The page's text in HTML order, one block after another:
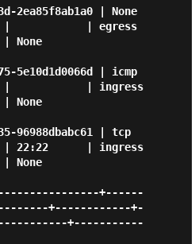
2ea85f8ab1a0 | None
|            | egress
5e10d1d0066d | icmp
|            | ingress
96988dbabc61 | tcp
22:22      | ingress
+------
+------------+-
+-----------